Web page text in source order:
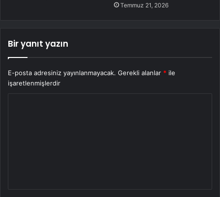
Temmuz 21, 2026
Bir yanıt yazın
E-posta adresiniz yayınlanmayacak. Gerekli alanlar * ile
işaretlenmişlerdir